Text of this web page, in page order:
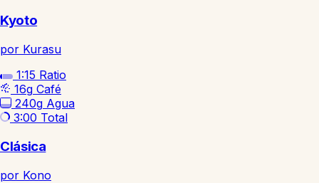
Kyoto
por Kurasu
1:15 Ratio
16g Café
240g Agua
3:00 Total
Clásica
por Kono